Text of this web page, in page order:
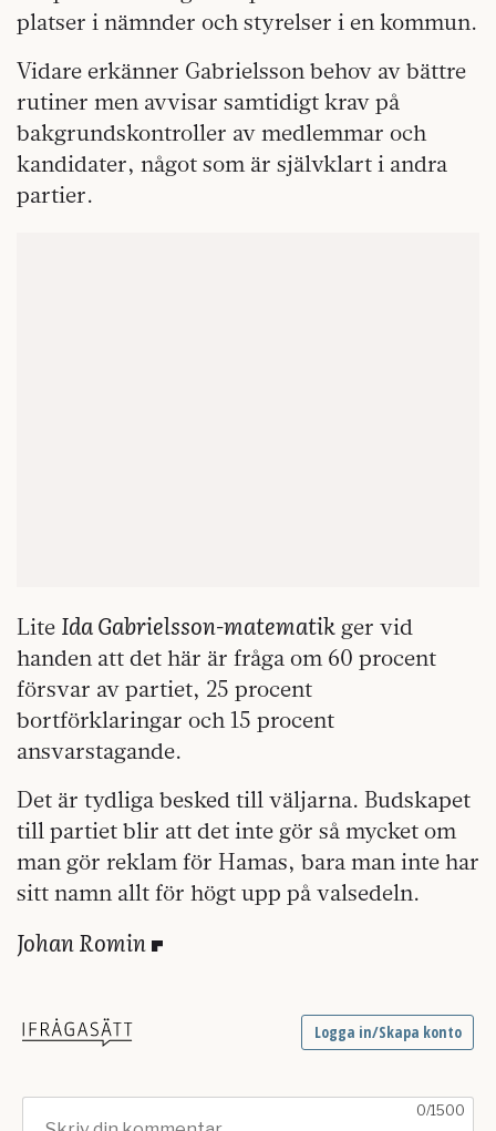
platser i nämnder och styrelser i en kommun.
Vidare erkänner Gabrielsson behov av bättre
rutiner men avvisar samtidigt krav på
bakgrundskontroller av medlemmar och
kandidater, något som är självklart i andra
partier.
Lite Ida Gabrielsson-matematik ger vid
handen att det här är fråga om 60 procent
försvar av partiet, 25 procent
bortförklaringar och 15 procent
ansvarstagande.
Det är tydliga besked till väljarna. Budskapet
till partiet blir att det inte gör så mycket om
man gör reklam för Hamas, bara man inte har
sitt namn allt för högt upp på valsedeln.
Johan Romin